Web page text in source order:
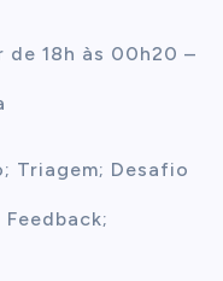
18h às 00h20 –
Triagem; Desafio